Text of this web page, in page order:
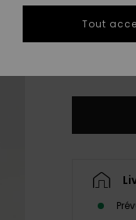
XL
Tout